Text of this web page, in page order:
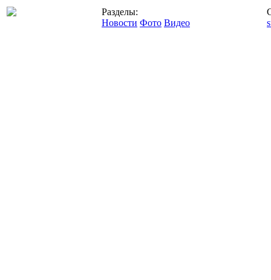
Разделы:
Новости Фото Видео